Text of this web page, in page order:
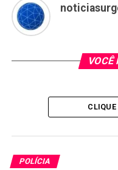
VOCÊ
POLÍCIA